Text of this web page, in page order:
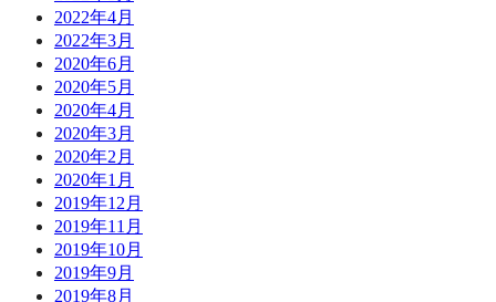
2022年4月
2022年3月
2020年6月
2020年5月
2020年4月
2020年3月
2020年2月
2020年1月
2019年12月
2019年11月
2019年10月
2019年9月
2019年8月